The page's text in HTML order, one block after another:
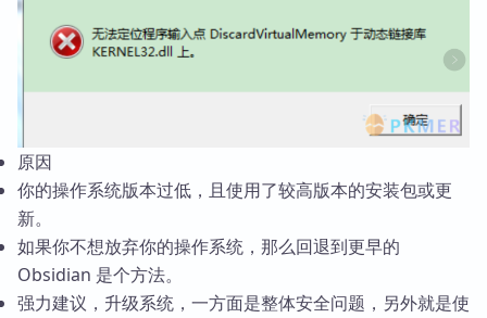
原因
你的操作系统版本过低，且使用了较高版本的安装包或更
新。
如果你不想放弃你的操作系统，那么回退到更早的
Obsidian 是个方法。
强力建议，升级系统，一方面是整体安全问题，另外就是使